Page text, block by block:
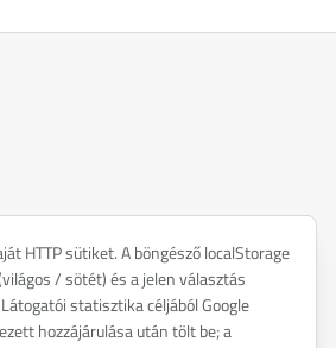
HTTP sütiket. A böngésző localStorage
/ sötét) és a jelen választás
statisztika céljából Google
hozzájárulása után tölt be; a